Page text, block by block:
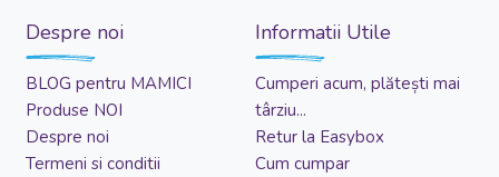
Despre noi
BLOG pentru MAMICI
Produse NOI
Despre noi
Termeni si conditii
Informatii Utile
Cumperi acum, plătești mai
târziu...
Retur la Easybox
Cum cumpar